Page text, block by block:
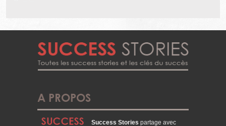
A PROPOS
Success Stories partage avec